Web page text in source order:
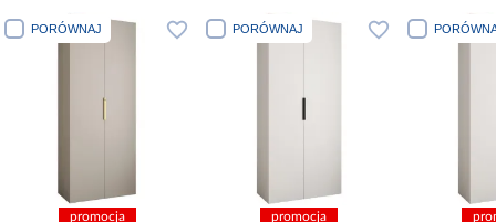
PORÓWNAJ
promocja
PORÓWNAJ
promocja